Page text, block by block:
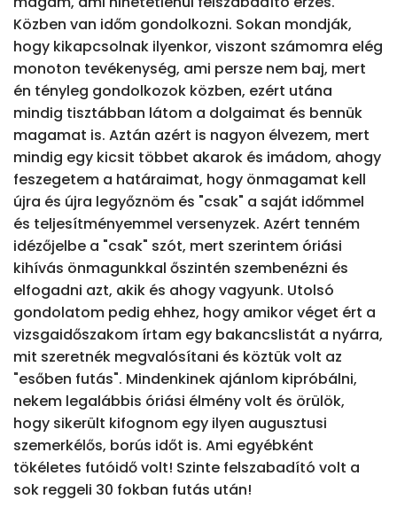
Közben van időm gondolkozni. Sokan mondják,
hogy kikapcsolnak ilyenkor, viszont számomra elég
monoton tevékenység, ami persze nem baj, mert
én tényleg gondolkozok közben, ezért utána
mindig tisztábban látom a dolgaimat és bennük
magamat is. Aztán azért is nagyon élvezem, mert
mindig egy kicsit többet akarok és imádom, ahogy
feszegetem a határaimat, hogy önmagamat kell
újra és újra legyőznöm és "csak" a saját időmmel
és teljesítményemmel versenyzek. Azért tenném
idézőjelbe a "csak" szót, mert szerintem óriási
kihívás önmagunkkal őszintén szembenézni és
elfogadni azt, akik és ahogy vagyunk. Utolsó
gondolatom pedig ehhez, hogy amikor véget ért a
vizsgaidőszakom írtam egy bakancslistát a nyárra,
mit szeretnék megvalósítani és köztük volt az
"esőben futás". Mindenkinek ajánlom kipróbálni,
nekem legalábbis óriási élmény volt és örülök,
hogy sikerült kifognom egy ilyen augusztusi
szemerkélős, borús időt is. Ami egyébként
tökéletes futóidő volt! Szinte felszabadító volt a
sok reggeli 30 fokban futás után!